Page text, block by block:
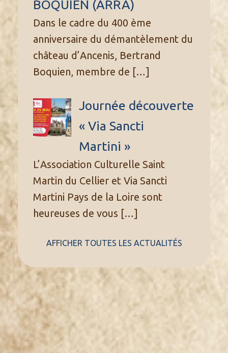
BOQUIEN (ARRA)
Dans le cadre du 400 ème
anniversaire du démantèlement du
château d’Ancenis, Bertrand
Boquien, membre de […]
Journée découverte
« Via Sancti
Martini »
L’Association Culturelle Saint
Martin du Cellier et Via Sancti
Martini Pays de la Loire sont
heureuses de vous […]
AFFICHER TOUTES LES ACTUALITÉS